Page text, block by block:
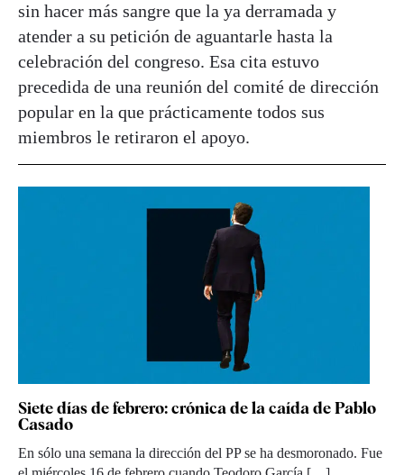
sin hacer más sangre que la ya derramada y
atender a su petición de aguantarle hasta la
celebración del congreso. Esa cita estuvo
precedida de una reunión del comité de dirección
popular en la que prácticamente todos sus
miembros le retiraron el apoyo.
Siete días de febrero: crónica de la caída de Pablo
Casado
En sólo una semana la dirección del PP se ha desmoronado. Fue